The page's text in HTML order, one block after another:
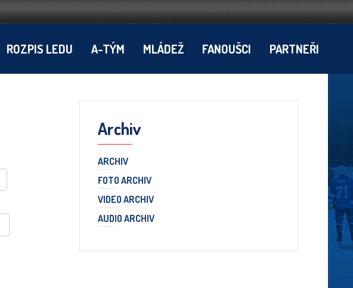
ROZPIS LEDU A-TÝM MLÁDEŽ FANOUŠCI PARTNEŘI
Archiv
ARCHIV
FOTO ARCHIV
VIDEO ARCHIV
AUDIO ARCHIV